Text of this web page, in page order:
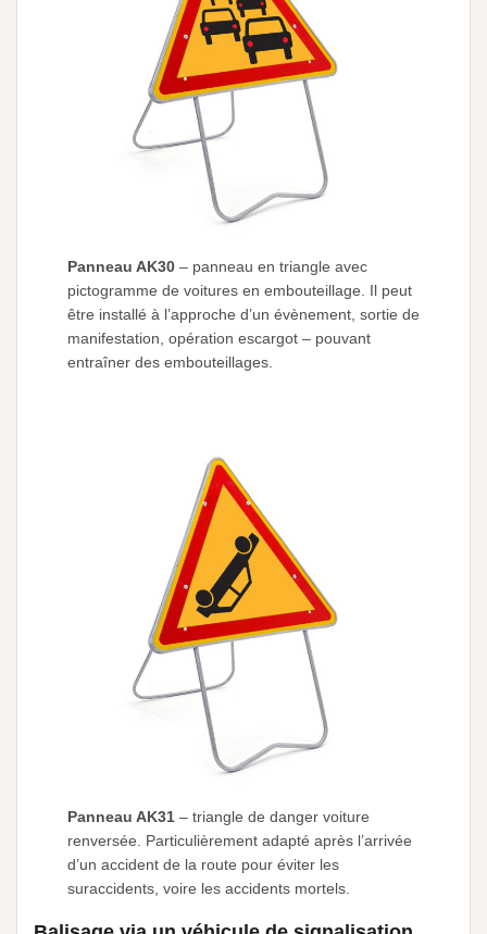
Panneau AK30– panneau en triangle avec
pictogramme de voitures en embouteillage. Il peut
être installé à l’approche d’un évènement, sortie de
manifestation, opération escargot – pouvant
entraîner des embouteillages.
Panneau AK31– triangle de danger voiture
renversée. Particulièrement adapté après l’arrivée
d’un accident de la route pour éviter les
suraccidents, voire les accidents mortels.